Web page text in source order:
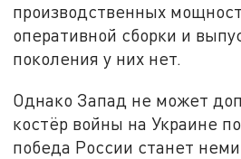
производственных
оперативной сборки и
поколения у них нет.
Однако Запад не может
костёр войны на Украине
победа России станет